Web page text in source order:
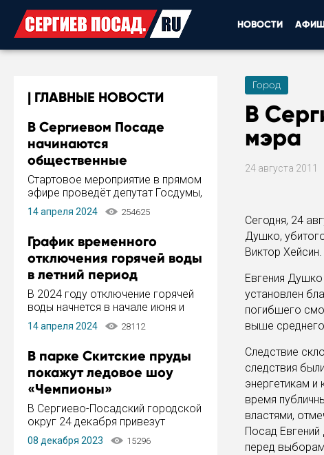
НОВОСТИ
ГЛАВНЫЕ НОВОСТИ
В Сергиевом Посаде
начинаются
общественные
обсуждения Стратегии
развития города
Стартовое мероприятие в прямом
эфире проведёт депутат Госдумы,
инициатор и автор Концепции
развития Сергиева Посада и
Пахомов.
14 апреля 2024 254625
График временного
отключения горячей воды
в летний период
В 2024 году отключение горячей
воды начнется в начале июня и
завершится в конце августа.
Период отключения составит не
14 апреля 2024 28112
В парке Скитские пруды
покажут ледовое шоу
«Чемпионы»
В Сергиево-Посадский городской
округ 24 декабря привезут
ледовый тур «Чемпионы»
заслуженного мастера спорта,
08 декабря 2023 15296
Город
В
мэра
24 августа 2011
Сегодня, 24
Душко,
Виктор Хейсин.
Евгения Душко
установлен
погибшего
выше
Следствие
следствия
энергетикам
время
властями,
Посад
перед